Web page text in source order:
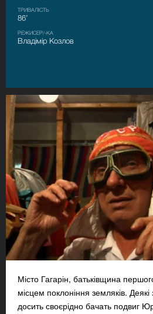
ТРИВАЛІСТЬ
86’
РЕЖИСЕР/-КА
Владімір Козлов
Місто Гагарін, батьківщина
місцем поклоніння земляків.
досить своєрідно бачать подвиг